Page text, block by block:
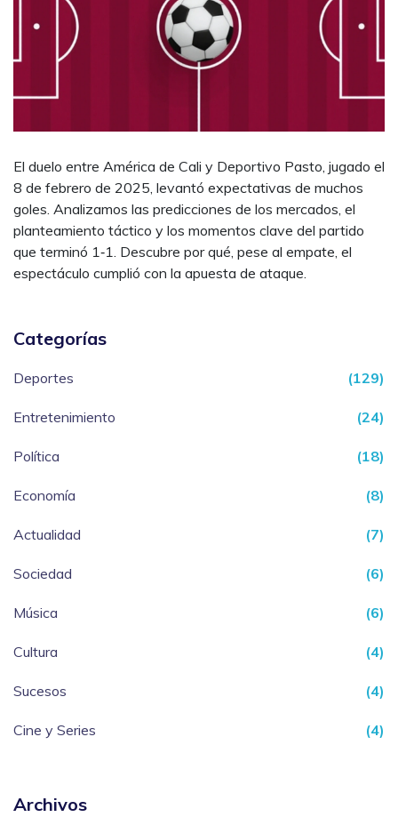
El duelo entre América de Cali y Deportivo Pasto, jugado el
8 de febrero de 2025, levantó expectativas de muchos
goles. Analizamos las predicciones de los mercados, el
planteamiento táctico y los momentos clave del partido
que terminó 1‑1. Descubre por qué, pese al empate, el
espectáculo cumplió con la apuesta de ataque.
Categorías
Deportes (129)
Entretenimiento (24)
Política (18)
Economía (8)
Actualidad (7)
Sociedad (6)
Música (6)
Cultura (4)
Sucesos (4)
Cine y Series (4)
Archivos